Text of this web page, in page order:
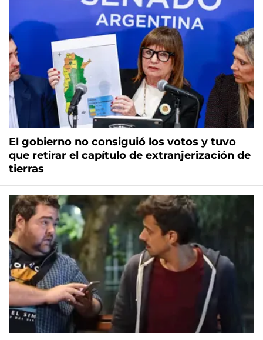
El gobierno no consiguió los votos y tuvo
que retirar el capítulo de extranjerización de
tierras